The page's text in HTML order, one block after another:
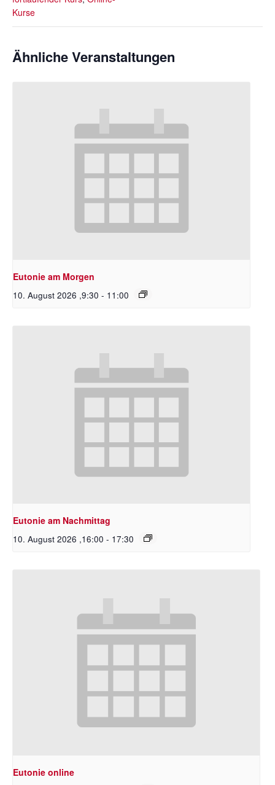
Kurse
Ähnliche Veranstaltungen
Eutonie am Morgen
10. August 2026 ,9:30 - 11:00
Eutonie am Nachmittag
10. August 2026 ,16:00 - 17:30
Eutonie online